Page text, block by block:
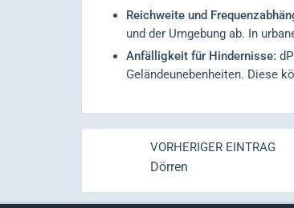
Reichweite und
und der Umgebung ab. In
Anfälligkeit für Hindernisse:
Geländeunebenheiten. Diese
VORHERIGER EINTRAG
Dörren